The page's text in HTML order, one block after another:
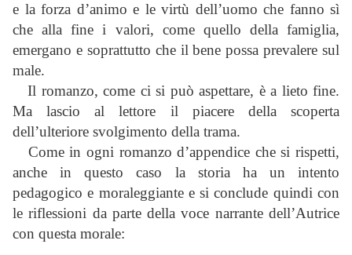
e la forza d’animo e le virtù dell’uomo che fanno sì
che alla fine i valori, come quello della famiglia,
emergano e soprattutto che il bene possa prevalere sul
male.
Il romanzo, come ci si può aspettare, è a lieto fine.
Ma lascio al lettore il piacere della scoperta
dell’ulteriore svolgimento della trama.
Come in ogni romanzo d’appendice che si rispetti,
anche in questo caso la storia ha un intento
pedagogico e moraleggiante e si conclude quindi con
le riflessioni da parte della voce narrante dell’Autrice
con questa morale: